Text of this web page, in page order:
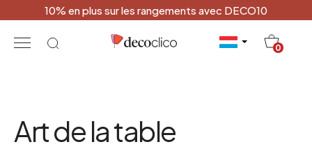
10% en plus sur les rangements avec DECO10
0
Art de la table